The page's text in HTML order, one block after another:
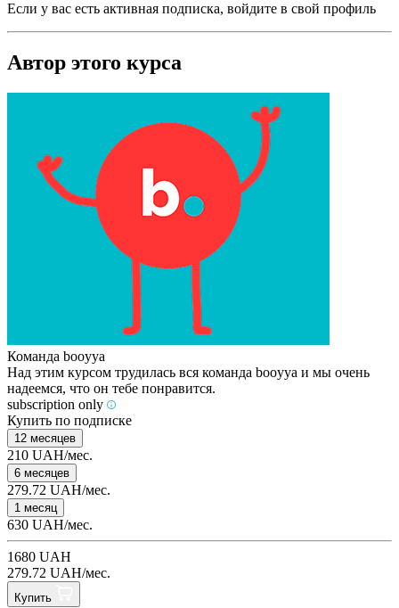
Если у вас есть активная подписка, войдите в свой профиль
Автор этого курса
Команда booyya
Над этим курсом трудилась вся команда booyya и мы очень
надеемся, что он тебе понравится.
subscription only
Купить по подписке
12 месяцев
210 UAH/мес.
6 месяцев
279.72 UAH/мес.
1 месяц
630 UAH/мес.
1680 UAH
279.72 UAH/мес.
Купить